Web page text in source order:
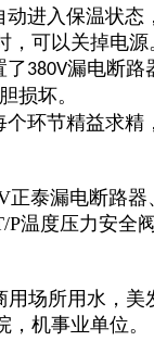
进入保温状态
可以关掉电源
了380V漏电断路
损坏。
环节精益求精
泰漏电断路
温度压力安全
用场所用水，美
，机事业单位。